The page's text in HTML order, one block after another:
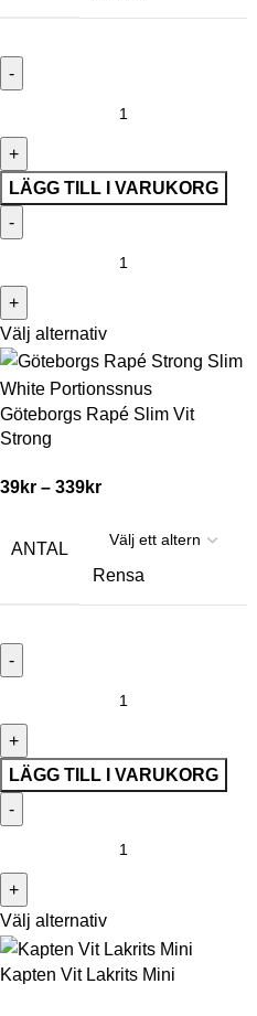
LÄGG TILL I VARUKORG
Välj alternativ
Göteborgs Rapé Slim Vit
Strong
39kr – 339kr
ANTAL
Rensa
LÄGG TILL I VARUKORG
Välj alternativ
Kapten Vit Lakrits Mini